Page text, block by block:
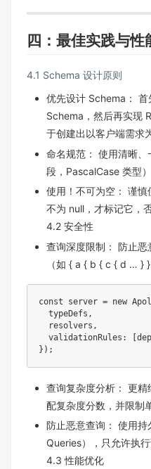
四：最佳实践与性
4.1 Schema 设计原则
优先设计 Schema： 首
Schema，然后再实现
于创建出以客户端需求
命名规范： 使用清晰
段，PascalCase 类型）
使用！不可为空： 谨
不为 null，才标记它，
4.2 安全性
查询深度限制： 防止
（如 { a { b { c { d … } }
const server = new
  typeDefs
,
  resolvers
,
  validationRules
: [
} ) ;
查询复杂度分析： 更
配复杂度分数，并限制
防止恶意查询： 使用
Queries），只允许执
4.3 性能优化